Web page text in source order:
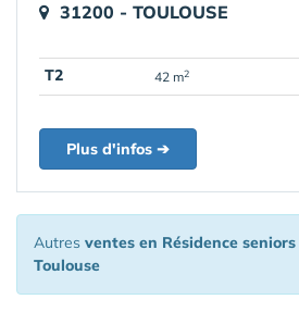
31200 - TOULOUSE
T2 42 m2
Plus d'infos ➔
Autres ventes en Résidence seniors
Toulouse